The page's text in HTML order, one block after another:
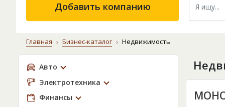
Добавить компанию
Главная Бизнес-каталог Недвижимость
Авто
Электротехника
Финансы